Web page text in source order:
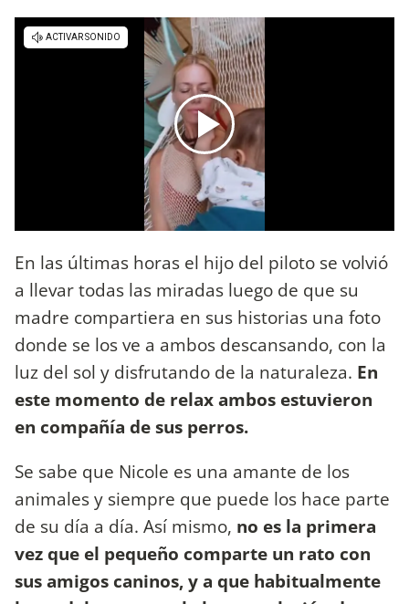
En las últimas horas el hijo del piloto se volvió
a llevar todas las miradas luego de que su
madre compartiera en sus historias una foto
donde se los ve a ambos descansando, con la
luz del sol y disfrutando de la naturaleza. En
este momento de relax ambos estuvieron
en compañía de sus perros.
Se sabe que Nicole es una amante de los
animales y siempre que puede los hace parte
de su día a día. Así mismo, no es la primera
vez que el pequeño comparte un rato con
sus amigos caninos, y a que habitualmente